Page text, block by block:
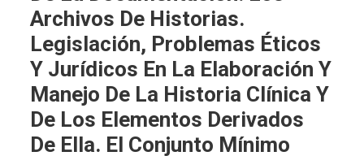
Archivos De Historias.
Legislación, Problemas Éticos
Y Jurídicos En La Elaboración Y
Manejo De La Historia Clínica Y
De Los Elementos Derivados
De Ella. El Conjunto Mínimo